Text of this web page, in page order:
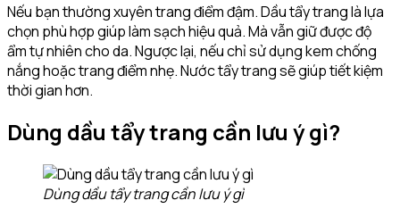
Nếu bạn thường xuyên trang điểm đậm. Dầu tẩy trang là lựa
chọn phù hợp giúp làm sạch hiệu quả. Mà vẫn giữ được độ
ẩm tự nhiên cho da. Ngược lại, nếu chỉ sử dụng kem chống
nắng hoặc trang điểm nhẹ. Nước tẩy trang sẽ giúp tiết kiệm
thời gian hơn.
Dùng dầu tẩy trang cần lưu ý gì?
Dùng dầu tẩy trang cần lưu ý gì